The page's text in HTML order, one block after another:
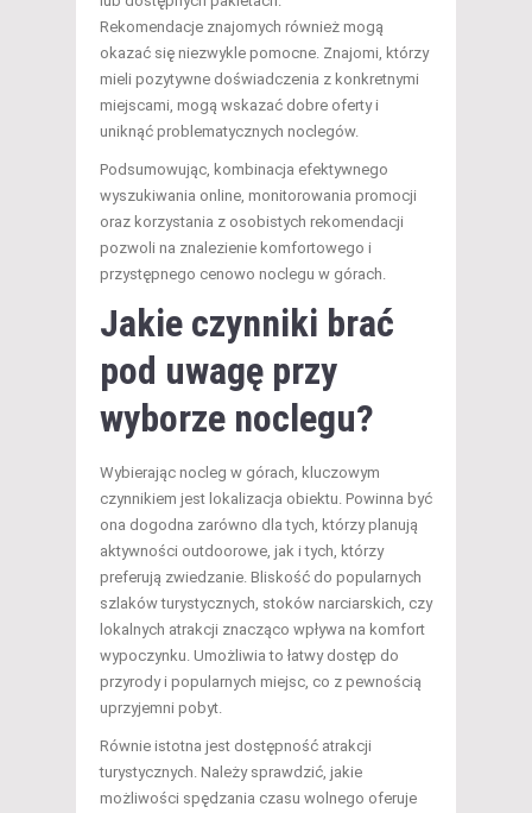
Rekomendacje znajomych również mogą
okazać się niezwykle pomocne. Znajomi, którzy
mieli pozytywne doświadczenia z konkretnymi
miejscami, mogą wskazać dobre oferty i
uniknąć problematycznych noclegów.
Podsumowując, kombinacja efektywnego
wyszukiwania online, monitorowania promocji
oraz korzystania z osobistych rekomendacji
pozwoli na znalezienie komfortowego i
przystępnego cenowo noclegu w górach.
Jakie czynniki brać
pod uwagę przy
wyborze noclegu?
Wybierając nocleg w górach, kluczowym
czynnikiem jest lokalizacja obiektu. Powinna być
ona dogodna zarówno dla tych, którzy planują
aktywności outdoorowe, jak i tych, którzy
preferują zwiedzanie. Bliskość do popularnych
szlaków turystycznych, stoków narciarskich, czy
lokalnych atrakcji znacząco wpływa na komfort
wypoczynku. Umożliwia to łatwy dostęp do
przyrody i popularnych miejsc, co z pewnością
uprzyjemni pobyt.
Równie istotna jest dostępność atrakcji
turystycznych. Należy sprawdzić, jakie
możliwości spędzania czasu wolnego oferuje